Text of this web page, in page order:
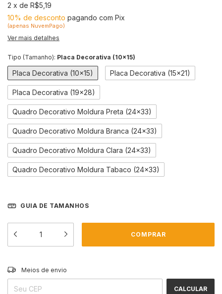
2 x de R$5,19
10% de desconto pagando com Pix
(apenas NuvemPago)
Ver mais detalhes
Tipo (Tamanho): Placa Decorativa (10x15)
Placa Decorativa (10x15) Placa Decorativa (15x21)
Placa Decorativa (19x28)
Quadro Decorativo Moldura Preta (24x33)
Quadro Decorativo Moldura Branca (24x33)
Quadro Decorativo Moldura Clara (24x33)
Quadro Decorativo Moldura Tabaco (24x33)
GUIA DE TAMANHOS
Entregas para o CEP:
Meios de envio
CALCULAR